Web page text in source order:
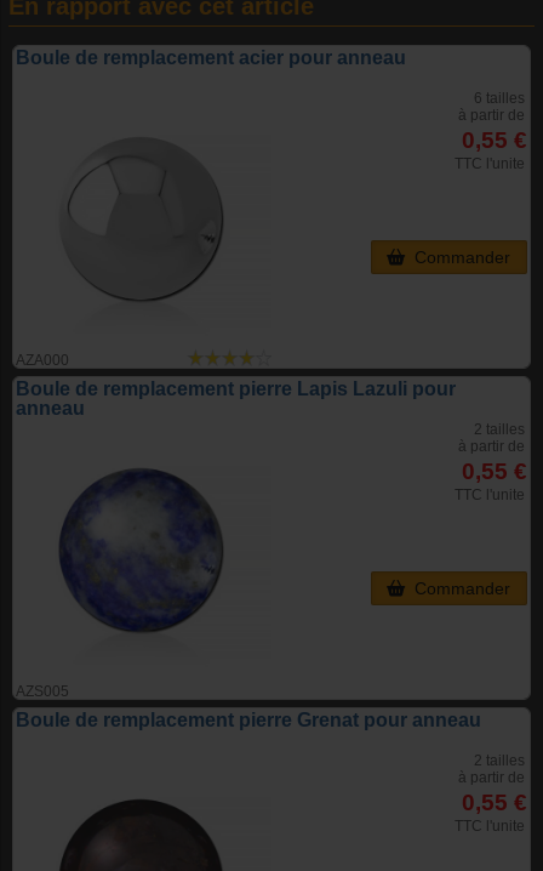
En rapport avec cet article
Boule de remplacement acier pour anneau
AZA000
6 tailles
à partir de
0,55 €
TTC l'unite
Commander
Boule de remplacement pierre Lapis Lazuli pour
anneau
AZS005
2 tailles
à partir de
0,55 €
TTC l'unite
Commander
Boule de remplacement pierre Grenat pour anneau
2 tailles
à partir de
0,55 €
TTC l'unite